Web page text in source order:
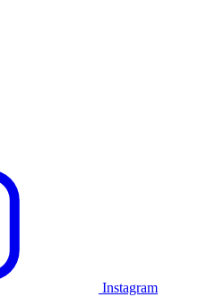
Instagram